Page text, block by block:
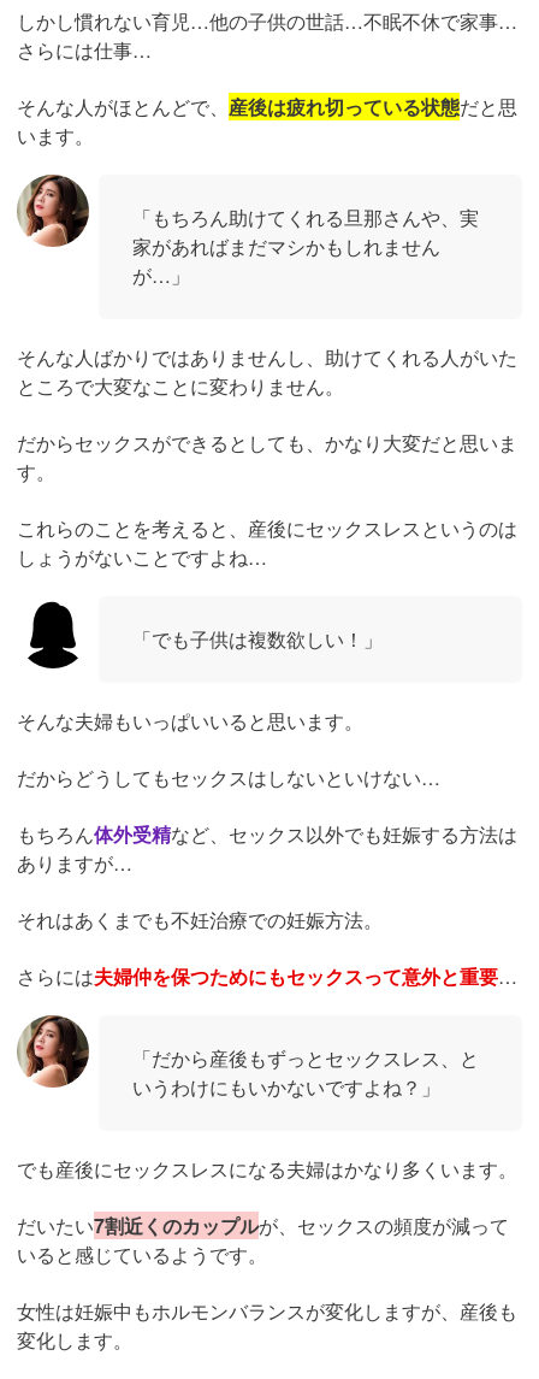
しかし慣れない育児…他の子供の世話…不眠不休で家事…
さらには仕事…
そんな人がほとんどで、 産後は疲れ切っている状態だと思
います。
「もちろん助けてくれる旦那さんや、実
家があればまだマシかもしれません
が…」
そんな人ばかりではありませんし、助けてくれる人がいた
ところで大変なことに変わりません。
だからセックスができるとしても、かなり大変だと思いま
す。
これらのことを考えると、産後にセックスレスというのは
しょうがないことですよね…
「でも子供は複数欲しい！」
そんな夫婦もいっぱいいると思います。
だからどうしてもセックスはしないといけない…
もちろん体外受精など、セックス以外でも妊娠する方法は
ありますが…
それはあくまでも不妊治療での妊娠方法。
さらには夫婦仲を保つためにもセックスって意外と重要…
「だから産後もずっとセックスレス、と
いうわけにもいかないですよね？」
でも産後にセックスレスになる夫婦はかなり多くいます。
だいたい7割近くのカップルが、セックスの頻度が減って
いると感じているようです。
女性は妊娠中もホルモンバランスが変化しますが、産後も
変化します。